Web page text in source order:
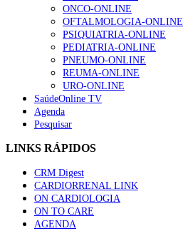
ONCO-ONLINE
OFTALMOLOGIA-ONLINE
PSIQUIATRIA-ONLINE
PEDIATRIA-ONLINE
PNEUMO-ONLINE
REUMA-ONLINE
URO-ONLINE
SaúdeOnline TV
Agenda
Pesquisar
LINKS RÁPIDOS
CRM Digest
CARDIORRENAL LINK
ON CARDIOLOGIA
ON TO CARE
AGENDA